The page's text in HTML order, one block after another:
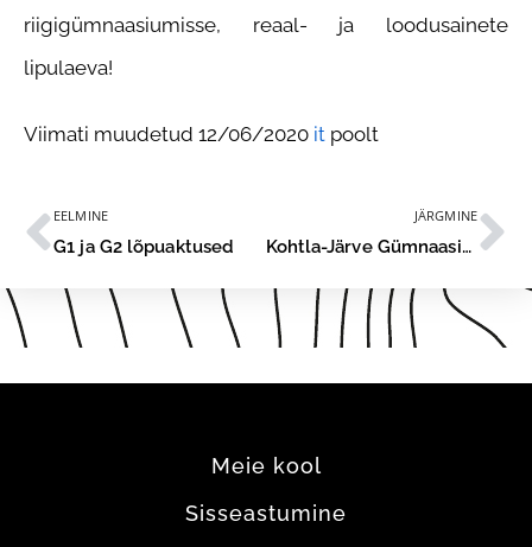
riigigümnaasiumisse, reaal- ja loodusainete
lipulaeva!
Viimati muudetud 12/06/2020 it poolt
EELMINE
G1 ja G2 lõpuaktused
JÄRGMINE
Kohtla-Järve Gümnaasiumi lõpetas esimene lend
Meie kool
Sisseastumine